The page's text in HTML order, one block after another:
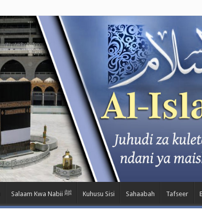
Salaam Kwa Nabii ﷺ Kuhusu Sisi Sahaabah Tafseer